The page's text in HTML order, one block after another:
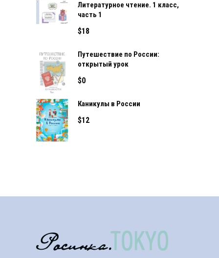
Литературное чтение. 1 класс,
часть 1
$18
Путешествие по России:
открытый урок
$0
Каникулы в России
$12